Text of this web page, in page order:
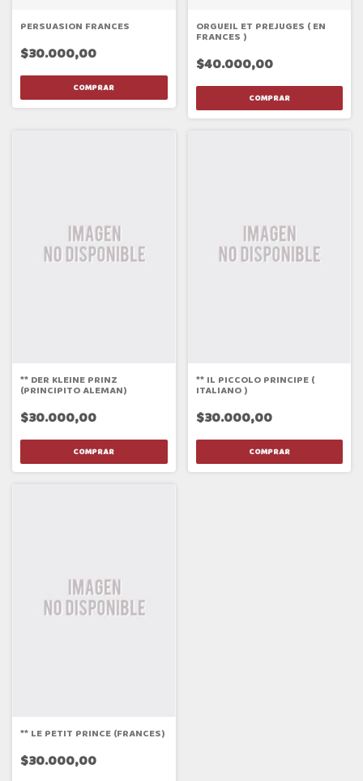
PERSUASION FRANCES
$30.000,00
ORGUEIL ET PREJUGES ( EN
FRANCES )
$40.000,00
** DER KLEINE PRINZ
(PRINCIPITO ALEMAN)
$30.000,00
** IL PICCOLO PRINCIPE (
ITALIANO )
$30.000,00
** LE PETIT PRINCE (FRANCES)
$30.000,00